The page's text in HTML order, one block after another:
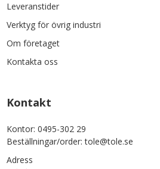
Leveranstider
Verktyg för övrig industri
Om företaget
Kontakta oss
Kontakt
Kontor: 0495-302 29
Beställningar/order: tole@tole.se
Adress